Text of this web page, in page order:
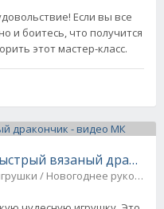
Если вы все
и боитесь, что получится
этот мастер-класс.
вязаный
Куклы и игрушки / Новогоднее